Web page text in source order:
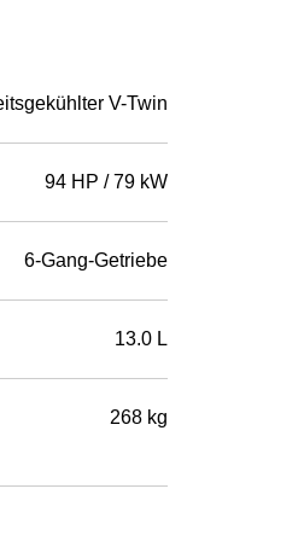
V-Twin
94 HP / 79 kW
6-Gang-Getriebe
13.0 L
268 kg